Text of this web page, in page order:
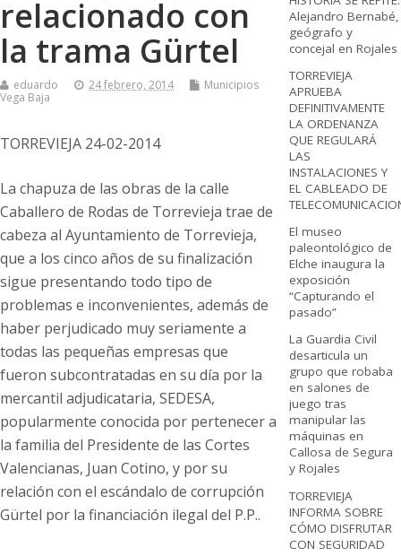
relacionado con
la trama Gürtel
eduardo 24 febrero, 2014
Municipios
Vega Baja
TORREVIEJA 24-02-2014
La chapuza de las obras de la calle
Caballero de Rodas de Torrevieja trae de
cabeza al Ayuntamiento de Torrevieja,
que a los cinco años de su finalización
sigue presentando todo tipo de
problemas e inconvenientes, además de
haber perjudicado muy seriamente a
todas las pequeñas empresas que
fueron subcontratadas en su día por la
mercantil adjudicataria, SEDESA,
popularmente conocida por pertenecer a
la familia del Presidente de las Cortes
Valencianas, Juan Cotino, y por su
relación con el escándalo de corrupción
Gürtel por la financiación ilegal del P.P..
Alejandro Bernabé,
geógrafo y
concejal en Rojales
TORREVIEJA
APRUEBA
DEFINITIVAMENTE
LA ORDENANZA
QUE REGULARÁ
LAS
INSTALACIONES Y
EL CABLEADO DE
El museo
paleontológico de
Elche inaugura la
exposición
“Capturando el
pasado”
La Guardia Civil
desarticula un
grupo que robaba
en salones de
juego tras
manipular las
máquinas en
Callosa de Segura
y Rojales
TORREVIEJA
INFORMA SOBRE
CÓMO DISFRUTAR
CON SEGURIDAD